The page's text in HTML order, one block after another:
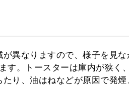
異なりますので、様子を見な
。トースターは庫内が狭く
り、油はねなどが原因で発